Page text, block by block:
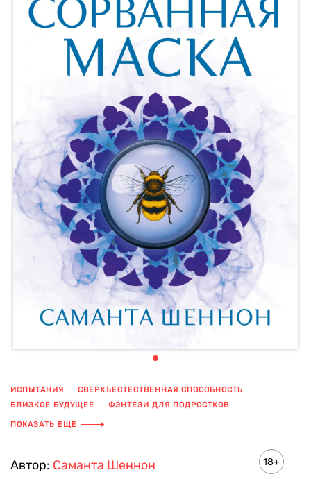
ИСПЫТАНИЯ
СВЕРХЪЕСТЕСТВЕННАЯ СПОСОБНОСТЬ
БЛИЗКОЕ БУДУЩЕЕ
ФЭНТЕЗИ ДЛЯ ПОДРОСТКОВ
ДРУГОЙ МИР
YOUNG ADULT
ПОКАЗАТЬ ЕЩЕ
Автор: Саманта Шеннон
18+